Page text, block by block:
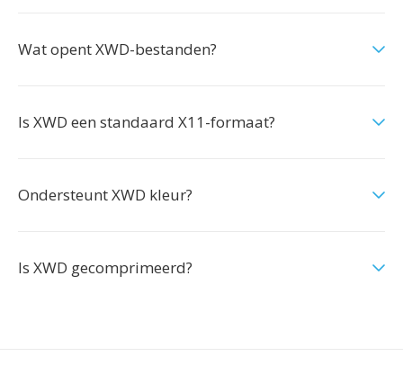
Wat opent XWD-bestanden?
Is XWD een standaard X11-formaat?
Ondersteunt XWD kleur?
Is XWD gecomprimeerd?